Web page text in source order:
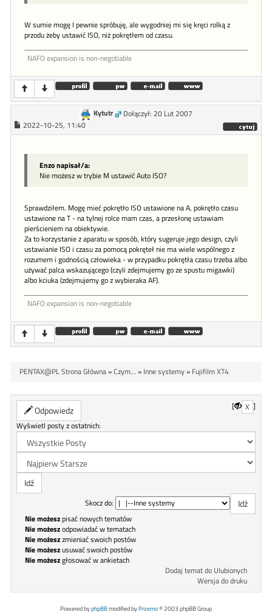
W sumie mogę I pewnie spróbuję, ale wygodniej mi się kręci rolką z
przodu żeby ustawić ISO, niż pokrętłem od czasu.
NAFO expansion is non-negotiable
Kytutr
Dołączył: 20 Lut 2007
2022-10-25, 11:40
Enzo napisał/a:
Nie możesz w trybie M ustawić Auto ISO?
Sprawdziłem. Mogę mieć pokrętło ISO ustawione na A, pokrętło czasu
ustawione na T - na tylnej rolce mam czas, a przesłonę ustawiam
pierścieniem na obiektywie.
Za to korzystanie z aparatu w sposób, który sugeruje jego design, czyli
ustawianie ISO i czasu za pomocą pokręteł nie ma wiele wspólnego z
rozumem i godnością człowieka - w przypadku pokrętła czasu trzeba albo
używać palca wskazującego (czyli zdejmujemy go ze spustu migawki)
albo kciuka (zdejmujemy go z wybieraka AF).
NAFO expansion is non-negotiable
PENTAX@PL Strona Główna»Czym... » Inne systemy» Fujifilm XT4
Odpowiedz [ X ]
Wyświetl posty z ostatnich:
Skocz do:
Nie możeszpisać nowych tematów
Nie możeszodpowiadać w tematach
Nie możeszzmieniać swoich postów
Nie możeszusuwać swoich postów
Nie możeszgłosować w ankietach
Dodaj temat do Ulubionych
Wersja do druku
Powered byphpBBmodified byPrzemo© 2003 phpBB Group